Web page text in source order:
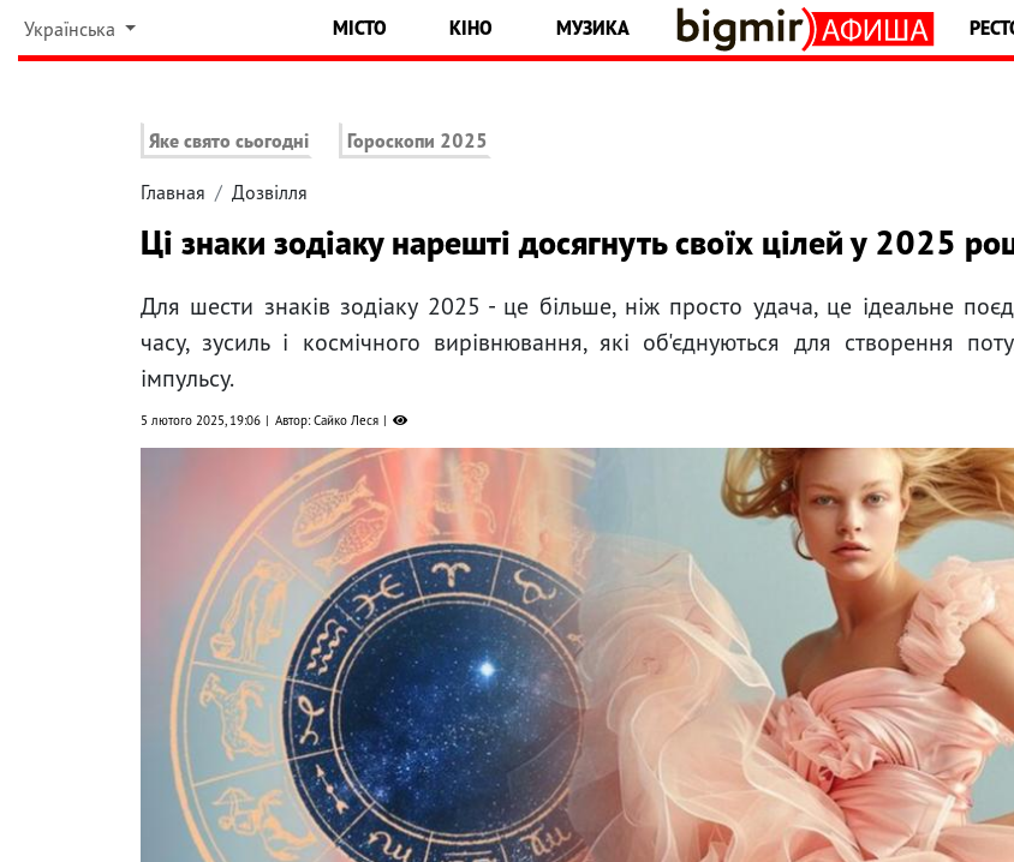
Українська МІСТО КІНО МУЗИКА
Яке свято сьогодні Гороскопи 2025
Главная Дозвілля
Ці знаки зодіаку нарешті досягнуть своїх цілей у 2025
Для шести знаків зодіаку 2025 - це більше, ніж просто удача, це ідеальне
часу, зусиль і космічного вирівнювання, які об'єднуються для створення
імпульсу.
5 лютого 2025, 19:06 Автор: Сайко Леся